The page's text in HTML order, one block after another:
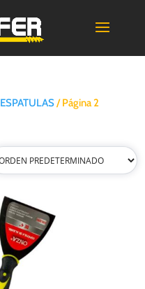
ESPATULAS/ Página 2